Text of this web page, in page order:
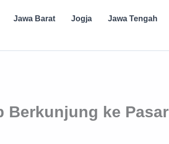
Jawa Barat Jogja Jawa Tengah
Berkunjung ke Pasar